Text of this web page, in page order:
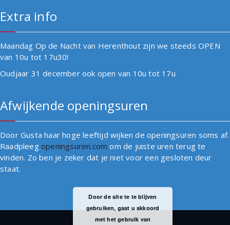
Extra info
Maandag Op de Nacht van Herenthout zijn we steeds OPEN
van 10u tot 17u30!
Oudjaar 31 december ook open van 10u tot 17u
Afwijkende openingsuren
Door Gusta haar hoge leeftijd wijken de openingsuren soms af.
Raadpleeg openingsuren.com om de juiste uren terug te
vinden. Zo ben je zeker dat je niet voor een gesloten deur
staat.
Door de site te te blijven
gebruiken, gaat u akkoord
met het gebruik van